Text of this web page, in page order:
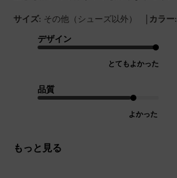
サイズ: その他（シューズ以外） | カラー:
デザイン
とてもよかった
品質
よかった
もっと見る